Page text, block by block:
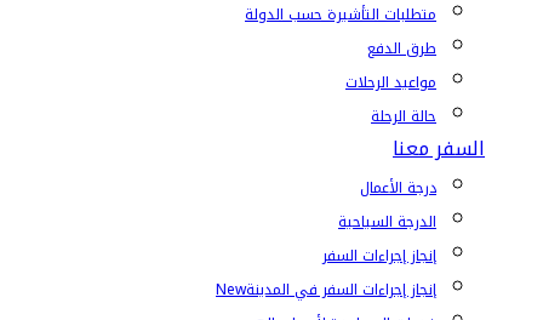
متطلبات التأشيرة حسب الدولة
طرق الدفع
مواعيد الرحلات
حالة الرحلة
السفر معنا
درجة الأعمال
الدرجة السياحية
إنجاز إجراءات السفر
إنجاز إجراءات السفر في المدينةNew